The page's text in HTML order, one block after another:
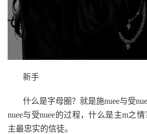
新手
什么是字母圈？就是施nuee与受
nuee与受nuee的过程，什么是主m之
主最忠实的信徒。